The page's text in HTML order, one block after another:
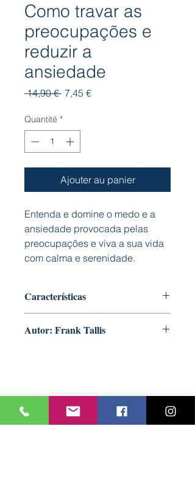
Como travar as
preocupações e
reduzir a
ansiedade
14,90 € Prix
7,45 €Prix
Quantité *
Ajouter au panier
Entenda e domine o medo e a
ansiedade provocada pelas
preocupações e viva a sua vida
com calma e serenidade.
Características
Formato: 160 mm x 225 mm
Autor: Frank Tallis